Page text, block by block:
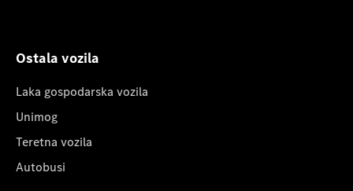
Ostala vozila
Laka gospodarska vozila
Unimog
Teretna vozila
Autobusi